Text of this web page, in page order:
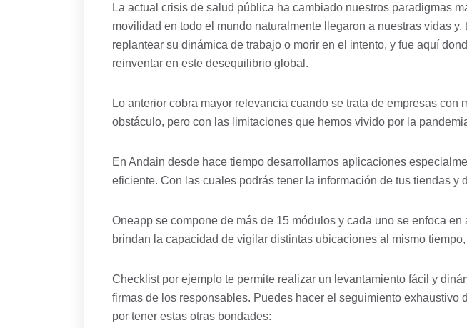
La actual crisis de salud pública ha cambiado nuestros paradigmas
movilidad en todo el mundo naturalmente llegaron a nuestras vidas
replantear su dinámica de trabajo o morir en el intento, y fue aquí
reinventar en este desequilibrio global.
Lo anterior cobra mayor relevancia cuando se trata de empresas
obstáculo, pero con las limitaciones que hemos vivido por la
En Andain desde hace tiempo desarrollamos aplicaciones
eficiente. Con las cuales podrás tener la información de tus tiendas
Oneapp se compone de más de 15 módulos y cada uno se enfoca
brindan la capacidad de vigilar distintas ubicaciones al mismo
Checklist por ejemplo te permite realizar un levantamiento fácil y
firmas de los responsables. Puedes hacer el seguimiento
por tener estas otras bondades: